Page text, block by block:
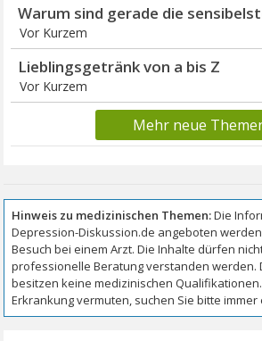
Warum sind gerade die
Vor Kurzem
Lieblingsgetränk von a bis Z
Vor Kurzem
Mehr neue